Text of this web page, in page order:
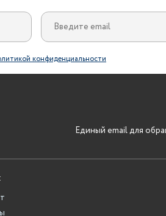
конфиденциальности
Единый email для